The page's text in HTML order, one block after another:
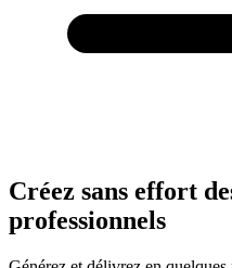
Créez sans effort
professionnels